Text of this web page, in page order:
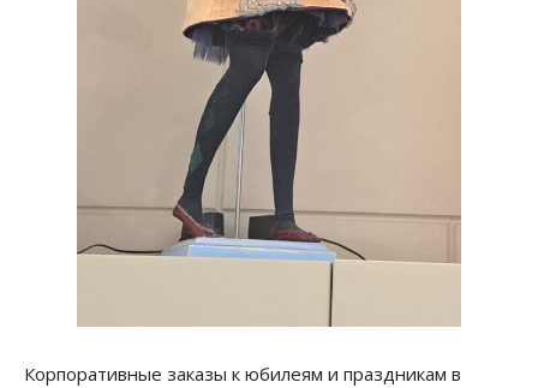
Корпоративные заказы к юбилеям и праздникам в